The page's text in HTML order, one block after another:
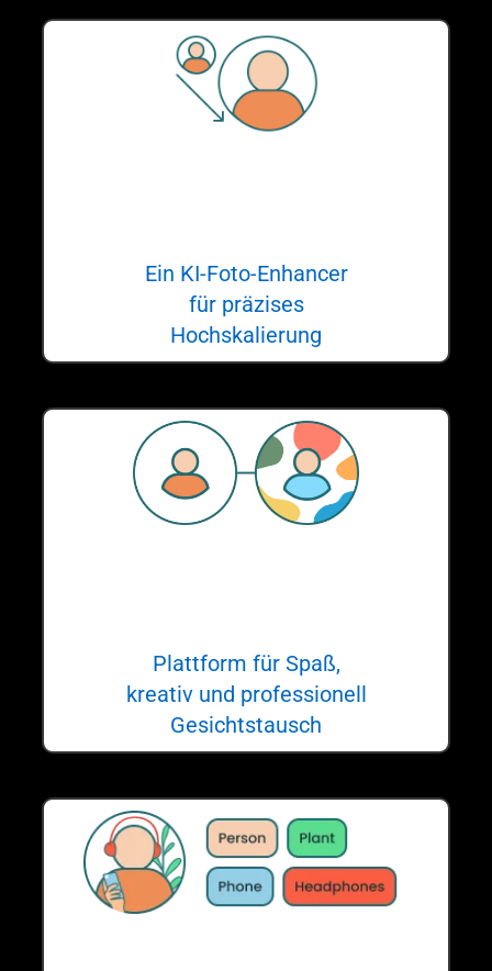
Ein KI-Foto-Enhancer
für präzises
Hochskalierung
Plattform für Spaß,
kreativ und professionell
Gesichtstausch